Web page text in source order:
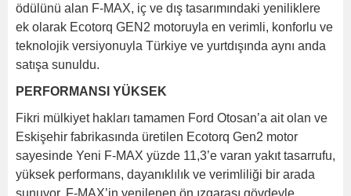
ödülünü alan F-MAX, iç ve dış tasarımındaki yeniliklere
ek olarak Ecotorq GEN2 motoruyla en verimli, konforlu ve
teknolojik versiyonuyla Türkiye ve yurtdışında aynı anda
satışa sunuldu.
PERFORMANSI YÜKSEK
Fikri mülkiyet hakları tamamen Ford Otosan’a ait olan ve
Eskişehir fabrikasında üretilen Ecotorq Gen2 motor
sayesinde Yeni F-MAX yüzde 11,3’e varan yakıt tasarrufu,
yüksek performans, dayanıklılık ve verimliliği bir arada
sunuyor. F-MAX’in yenilenen ön ızgarası gövdeyle